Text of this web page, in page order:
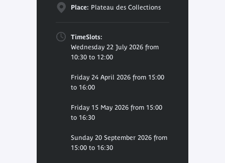
Place: Plateau des Collections
TimeSlots:
Wednesday 22 July 2026 from
10:30 to 12:00
Friday 24 April 2026 from 15:00
to 16:00
Friday 15 May 2026 from 15:00
to 16:30
Sunday 20 September 2026 from
15:00 to 16:30